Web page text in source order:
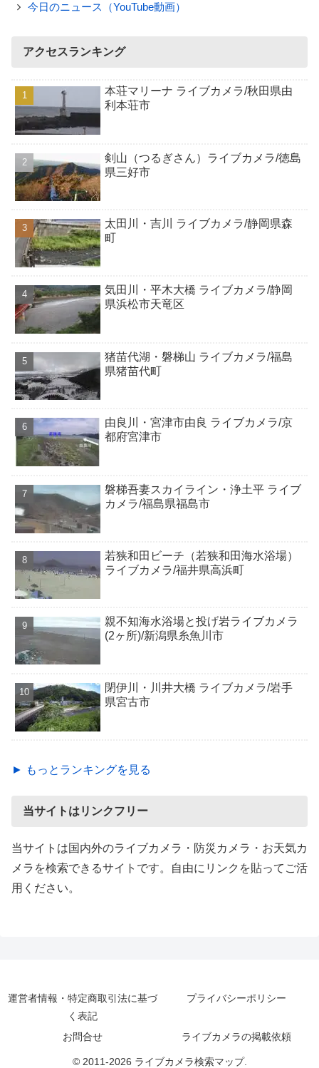
今日のニュース（YouTube動画）
アクセスランキング
本荘マリーナ ライブカメラ/秋田県由
利本荘市
剣山（つるぎさん）ライブカメラ/徳島
県三好市
太田川・吉川 ライブカメラ/静岡県森
町
気田川・平木大橋 ライブカメラ/静岡
県浜松市天竜区
猪苗代湖・磐梯山 ライブカメラ/福島
県猪苗代町
由良川・宮津市由良 ライブカメラ/京
都府宮津市
磐梯吾妻スカイライン・浄土平 ライブ
カメラ/福島県福島市
若狭和田ビーチ（若狭和田海水浴場）
ライブカメラ/福井県高浜町
親不知海水浴場と投げ岩ライブカメラ
(2ヶ所)/新潟県糸魚川市
閉伊川・川井大橋 ライブカメラ/岩手
県宮古市
► もっとランキングを見る
当サイトはリンクフリー
当サイトは国内外のライブカメラ・防災カメラ・お天気カ
メラを検索できるサイトです。自由にリンクを貼ってご活
用ください。
運営者情報・特定商取引法に基づ
く表記
プライバシーポリシー
お問合せ ライブカメラの掲載依頼
© 2011-2026 ライブカメラ検索マップ.